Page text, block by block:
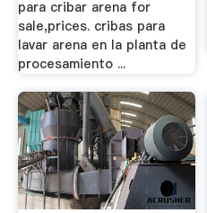
para cribar arena for
sale,prices. cribas para
lavar arena en la planta de
procesamiento ...